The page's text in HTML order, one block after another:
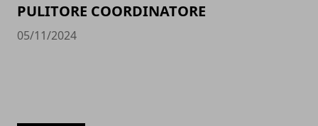
PULITORE COORDINATORE
05/11/2024